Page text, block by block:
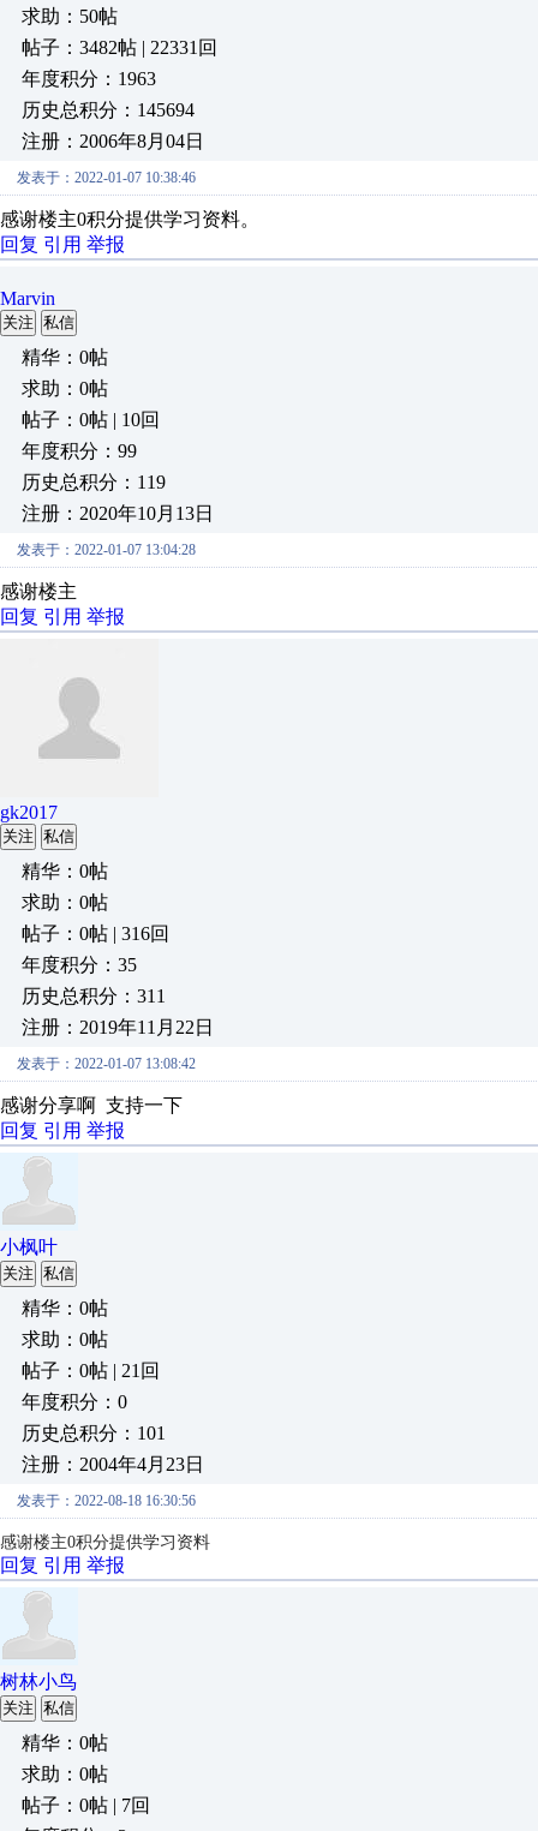
求助：50帖
帖子：3482帖 | 22331回
年度积分：1963
历史总积分：145694
注册：2006年8月04日
发表于：2022-01-07 10:38:46
感谢楼主0积分提供学习资料。
回复 引用 举报
Marvin
关注 私信
精华：0帖
求助：0帖
帖子：0帖 | 10回
年度积分：99
历史总积分：119
注册：2020年10月13日
发表于：2022-01-07 13:04:28
感谢楼主
回复 引用 举报
gk2017
关注 私信
精华：0帖
求助：0帖
帖子：0帖 | 316回
年度积分：35
历史总积分：311
注册：2019年11月22日
发表于：2022-01-07 13:08:42
感谢分享啊 支持一下
回复 引用 举报
小枫叶
关注 私信
精华：0帖
求助：0帖
帖子：0帖 | 21回
年度积分：0
历史总积分：101
注册：2004年4月23日
发表于：2022-08-18 16:30:56
感谢楼主0积分提供学习资料
回复 引用 举报
树林小鸟
关注 私信
精华：0帖
求助：0帖
帖子：0帖 | 7回